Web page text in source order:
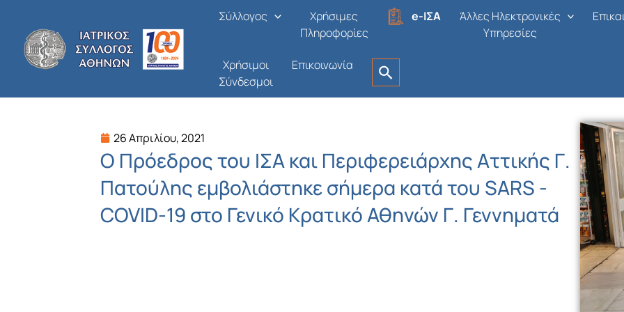
περιεχόμενο
Σύλλογος
Χρήσιμες
Πληροφορίες
e-ΙΣΑ
Άλλες Ηλεκτρονικές
Υπηρεσίες
Χρήσιμοι
Σύνδεσμοι
Επικοινωνία
26 Απριλίου, 2021
Ο Πρόεδρος του ΙΣΑ και Περιφερειάρχης Αττικής Γ.
Πατούλης εμβολιάστηκε σήμερα κατά του SARS -
COVID-19 στο Γενικό Κρατικό Αθηνών Γ. Γεννηματά